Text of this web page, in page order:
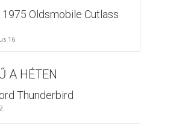
1975 Oldsmobile Cutlass
16.
A HÉTEN
Thunderbird